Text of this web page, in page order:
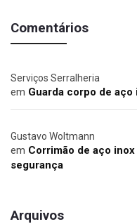
Comentários
Serviços Serralheria
em Guarda corpo de
Gustavo Woltmann
em Corrimão de aço
segurança
Arquivos